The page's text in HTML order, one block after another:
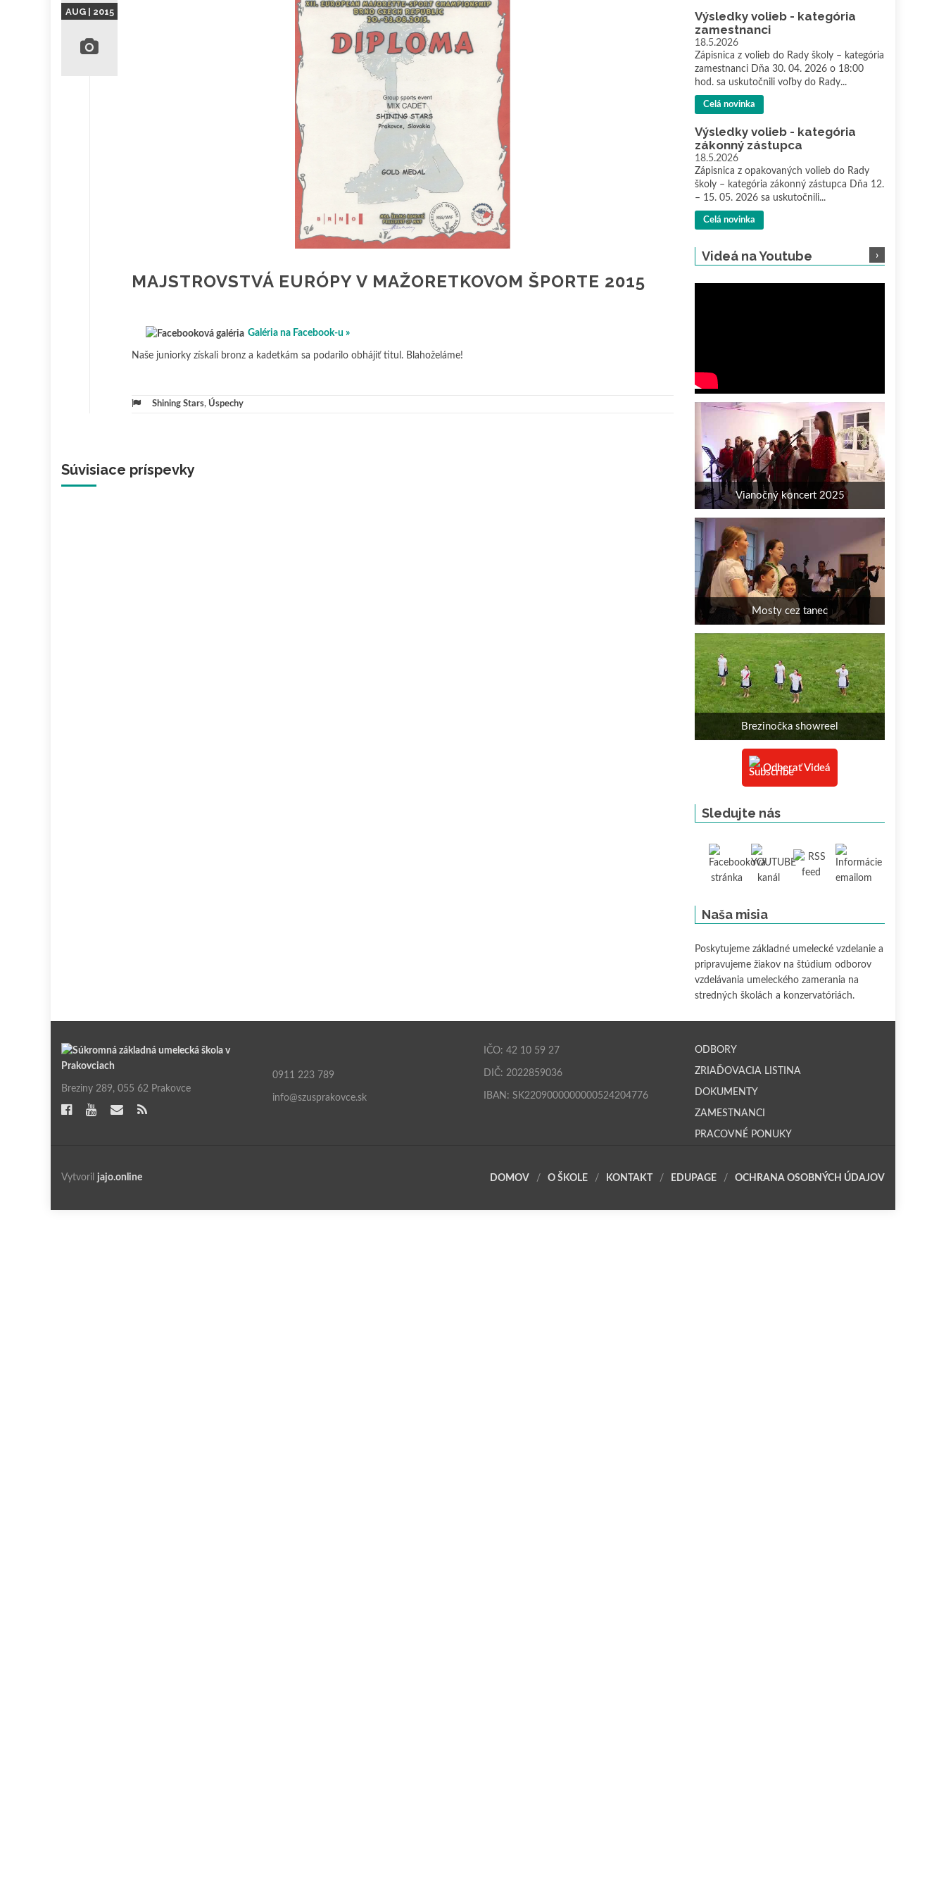
AUG | 2015
MAJSTROVSTVÁ EURÓPY V MAŽORETKOVOM ŠPORTE 2015
Galéria na Facebook-u »
Naše juniorky získali bronz a kadetkám sa podarilo obhájiť titul. Blahoželáme!
Shining Stars, Úspechy
Súvisiace príspevky
Výsledky volieb - kategória
zamestnanci
18.5.2026
Zápisnica z volieb do Rady školy – kategória
zamestnanci Dňa 30. 04. 2026 o 18:00
hod. sa uskutočnili voľby do Rady...
Celá novinka
Výsledky volieb - kategória
zákonný zástupca
18.5.2026
Zápisnica z opakovaných volieb do Rady
školy – kategória zákonný zástupca Dňa 12.
– 15. 05. 2026 sa uskutočnili...
Celá novinka
Videá na Youtube
Odberať Videá
Vianočný koncert 2025
Mosty cez tanec
Brezinočka showreel
Sledujte nás
Naša misia
Poskytujeme základné umelecké vzdelanie a
pripravujeme žiakov na štúdium odborov
vzdelávania umeleckého zamerania na
stredných školách a konzervatóriách.
Breziny 289, 055 62 Prakovce
0911 223 789
info@szusprakovce.sk
IČO: 42 10 59 27
DIČ: 2022859036
IBAN: SK2209000000000524204776
ODBORY
ZRIAĎOVACIA LISTINA
DOKUMENTY
ZAMESTNANCI
PRACOVNÉ PONUKY
DOMOV O ŠKOLE KONTAKT EDUPAGE OCHRANA OSOBNÝCH ÚDAJOV
Vytvoril jajo.online